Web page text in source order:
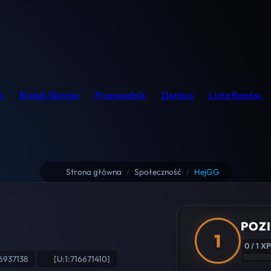
Rynek Skinów Przewodnik Demka Lista Banów
Strona główna / Społeczność / HejGG
[U:1:716671410]
1 0 / 1 XP